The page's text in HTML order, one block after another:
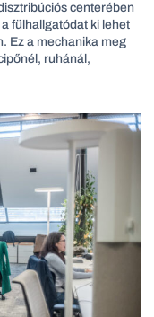
centerében
fülhallgatódat ki lehet
Ez a mechanika meg
ruhánál,